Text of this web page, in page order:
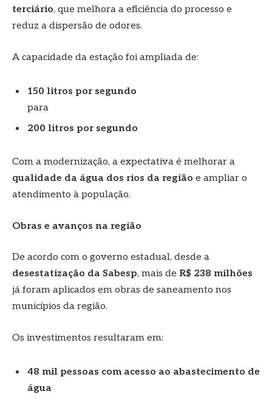
terciário, que melhora a eficiência do processo e
reduz a dispersão de odores.
A capacidade da estação foi ampliada de:
150 litros por segundo
para
200 litros por segundo
Com a modernização, a expectativa é melhorar a
qualidade da água dos rios da região e ampliar o
atendimento à população.
Obras e avanços na região
De acordo com o governo estadual, desde a
desestatização da Sabesp, mais de R$ 238 milhões
já foram aplicados em obras de saneamento nos
municípios da região.
Os investimentos resultaram em:
48 mil pessoas com acesso ao abastecimento de
água